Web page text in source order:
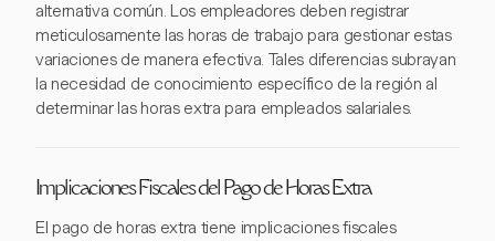
alternativa común. Los empleadores deben registrar
meticulosamente las horas de trabajo para gestionar estas
variaciones de manera efectiva. Tales diferencias subrayan
la necesidad de conocimiento específico de la región al
determinar las horas extra para empleados salariales.
Implicaciones Fiscales del Pago de Horas Extra
El pago de horas extra tiene implicaciones fiscales